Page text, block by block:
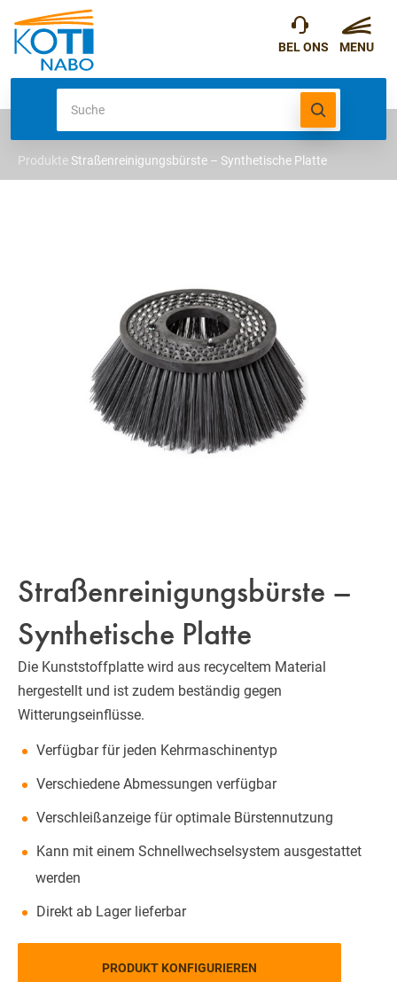
Produkte Straßenreinigungsbürste – Synthetische Platte
Straßenreinigungsbürste –
Synthetische Platte
Die Kunststoffplatte wird aus recyceltem Material
hergestellt und ist zudem beständig gegen
Witterungseinflüsse.
Verfügbar für jeden Kehrmaschinentyp
Verschiedene Abmessungen verfügbar
Verschleißanzeige für optimale Bürstennutzung
Kann mit einem Schnellwechselsystem ausgestattet
werden
Direkt ab Lager lieferbar
PRODUKT KONFIGURIEREN